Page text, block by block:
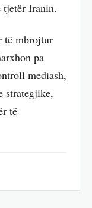
tjetër Iranin.
të mbrojtur
pa
mediash,
strategjike,
të